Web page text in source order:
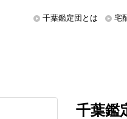
千葉鑑定団とは 宅
千葉鑑